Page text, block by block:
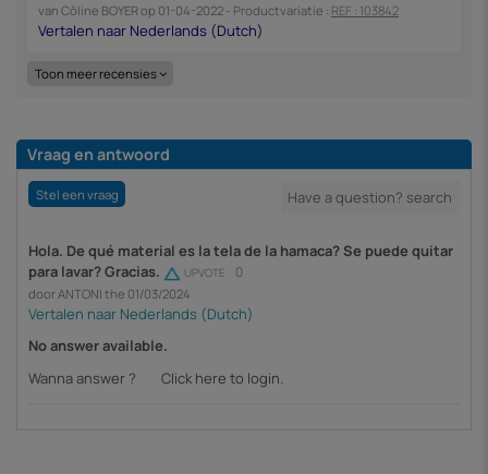
van Côline BOYERop 01-04-2022 - Productvariatie : REF : 103842
Toon meer recensies
Vraag en antwoord
Stel een vraag
Hola. De qué material es la tela de la hamaca? Se puede quitar
para lavar? Gracias.
UPVOTE 0
door ANTONI the 01/03/2024
No answer available.
Wanna answer ?
Click here to login.